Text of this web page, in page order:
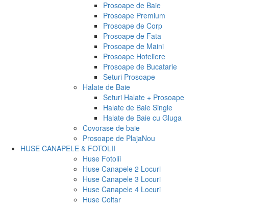
Prosoape de Baie
Prosoape Premium
Prosoape de Corp
Prosoape de Fata
Prosoape de Maini
Prosoape Hoteliere
Prosoape de Bucatarie
Seturi Prosoape
Halate de Baie
Seturi Halate + Prosoape
Halate de Baie Single
Halate de Baie cu Gluga
Covorase de baie
Prosoape de PlajaNou
HUSE CANAPELE & FOTOLII
Huse Fotolii
Huse Canapele 2 Locuri
Huse Canapele 3 Locuri
Huse Canapele 4 Locuri
Huse Coltar